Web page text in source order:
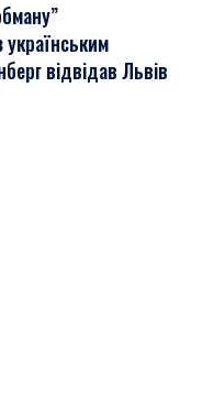
українським
відвідав Львів